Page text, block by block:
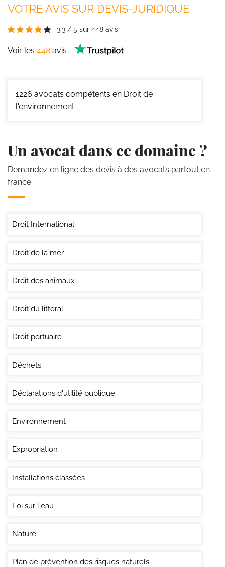
VOTRE AVIS SUR DEVIS-JURIDIQUE
3.3 / 5 sur 448 avis
Voir les 448 avis
1226 avocats compétents en Droit de
l'environnement
Un avocat dans ce domaine ?
Demandez en ligne des devis à des avocats partout en
france
Droit International
Droit de la mer
Droit des animaux
Droit du littoral
Droit portuaire
Déchets
Déclarations d'utilité publique
Environnement
Expropriation
Installations classées
Loi sur l'eau
Nature
Plan de prévention des risques naturels